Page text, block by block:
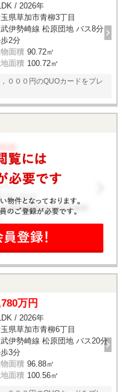
/ 2026年
県草加市青柳3丁目
伊勢崎線 松原団地 バス8分
2分
面積 90.72㎡
面積 100.72㎡
０００円のQUOカードをプレ
万円
/ 2026年
県草加市青柳6丁目
伊勢崎線 松原団地 バス20分
3分
面積 96.88㎡
面積 100.56㎡